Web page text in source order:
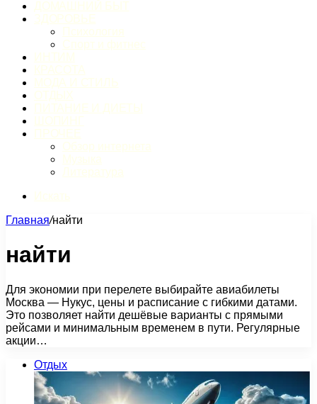
Главная/найти
найти
Для экономии при перелете выбирайте авиабилеты
Москва — Нукус, цены и расписание с гибкими датами.
Это позволяет найти дешёвые варианты с прямыми
рейсами и минимальным временем в пути. Регулярные
акции…
Отдых